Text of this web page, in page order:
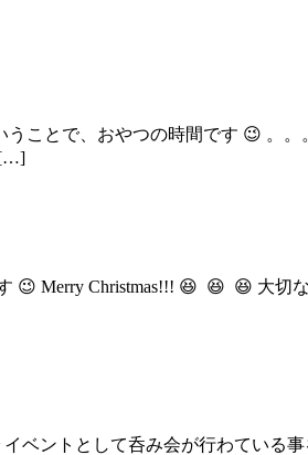
ことで、おやつの時間です 😉 。
[…]
😉 Merry Christmas!!! 😆 😆 😆 大
ベントとして呑み会が行わている